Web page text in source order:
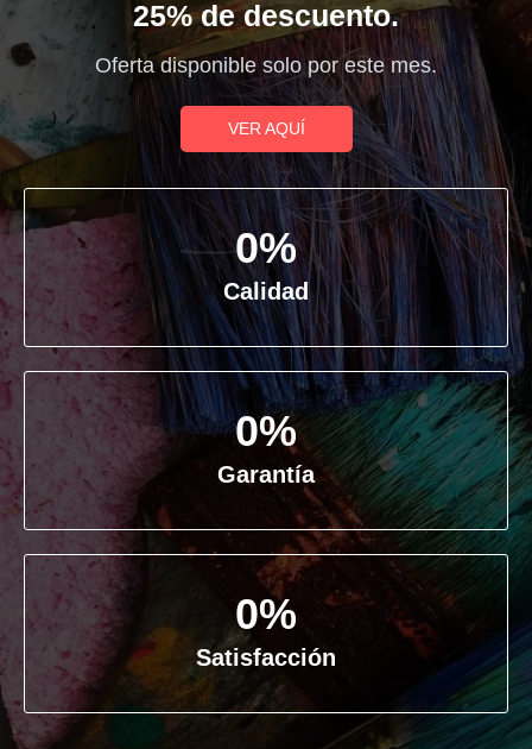
25% de descuento.
Oferta disponible solo por este mes.
VER AQUÍ
Calidad
0%
Garantía
0%
Satisfacción
0%